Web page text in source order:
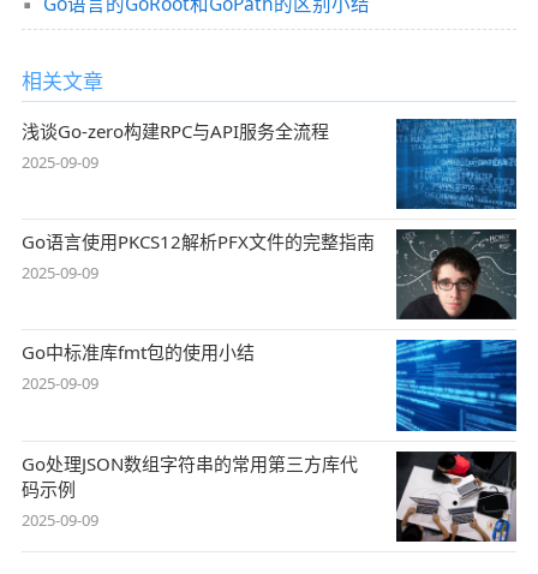
相关文章
浅谈Go-zero构建RPC与API服务全流程
2025-09-09
Go语言使用PKCS12解析PFX文件的完整指南
2025-09-09
Go中标准库fmt包的使用小结
2025-09-09
Go处理JSON数组字符串的常用第三方库代
码示例
2025-09-09